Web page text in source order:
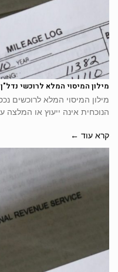
מילון המיסוי המלא לרוכשי
מילון המיסוי המלא לרוכשים
הנוכחית אינה ייעוץ או המלצה
קרא עוד ←